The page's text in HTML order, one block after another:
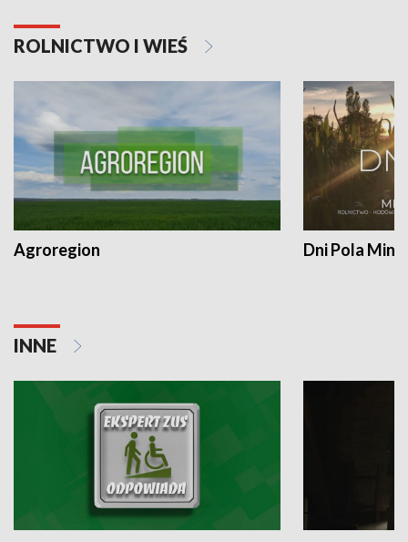
ROLNICTWO I WIEŚ
Agroregion Dni Pola
INNE